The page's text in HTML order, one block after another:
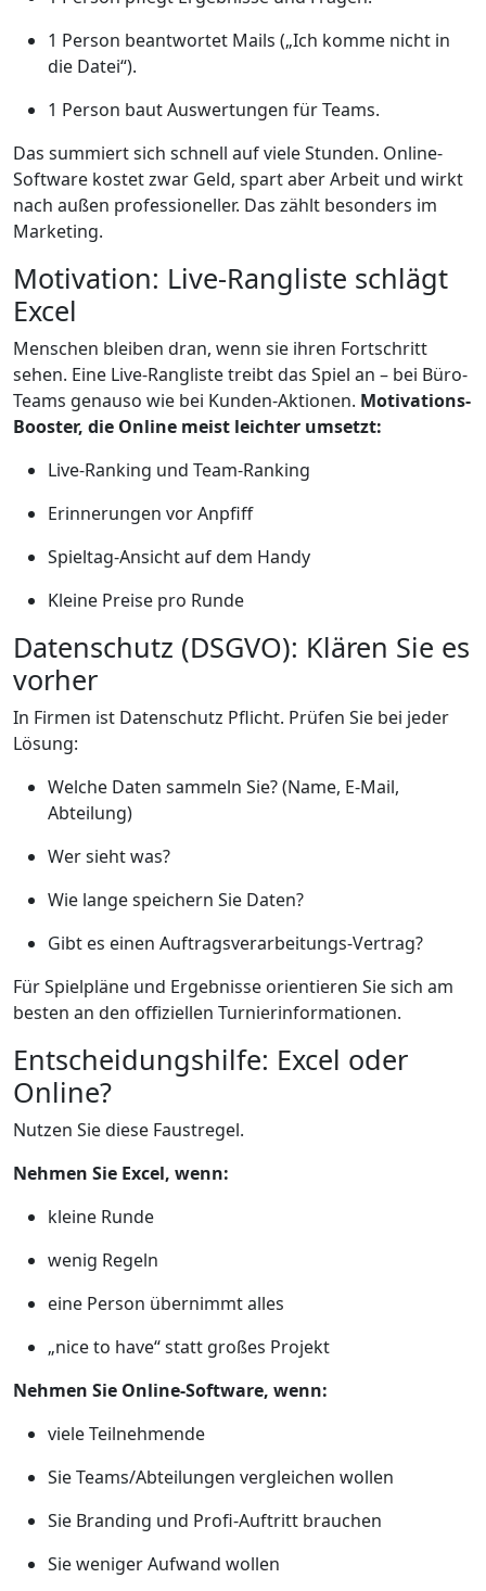
1 Person beantwortet Mails („Ich komme nicht in
die Datei“).
1 Person baut Auswertungen für Teams.
Das summiert sich schnell auf viele Stunden. Online-
Software kostet zwar Geld, spart aber Arbeit und wirkt
nach außen professioneller. Das zählt besonders im
Marketing.
Motivation: Live-Rangliste schlägt
Excel
Menschen bleiben dran, wenn sie ihren Fortschritt
sehen. Eine Live-Rangliste treibt das Spiel an – bei Büro-
Teams genauso wie bei Kunden-Aktionen. Motivations-
Booster, die Online meist leichter umsetzt:
Live-Ranking und Team-Ranking
Erinnerungen vor Anpfiff
Spieltag-Ansicht auf dem Handy
Kleine Preise pro Runde
Datenschutz (DSGVO): Klären Sie es
vorher
In Firmen ist Datenschutz Pflicht. Prüfen Sie bei jeder
Lösung:
Welche Daten sammeln Sie? (Name, E-Mail,
Abteilung)
Wer sieht was?
Wie lange speichern Sie Daten?
Gibt es einen Auftragsverarbeitungs-Vertrag?
Für Spielpläne und Ergebnisse orientieren Sie sich am
besten an den offiziellen Turnierinformationen.
Entscheidungshilfe: Excel oder
Online?
Nutzen Sie diese Faustregel.
Nehmen Sie Excel, wenn:
kleine Runde
wenig Regeln
eine Person übernimmt alles
„nice to have“ statt großes Projekt
Nehmen Sie Online-Software, wenn:
viele Teilnehmende
Sie Teams/Abteilungen vergleichen wollen
Sie Branding und Profi-Auftritt brauchen
Sie weniger Aufwand wollen